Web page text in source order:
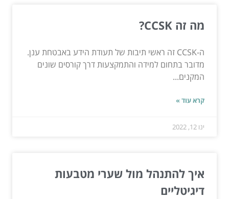
מה זה CCSK?
ה-CCSK זה ראשי תיבות של תעודת הידע באבטחת ענן.
מדובר בתחום למידה והתמקצעות דרך קורסים שונים
המקנים...
קרא עוד »
ינו 12, 2022
איך להתנהל מול שערי מטבעות
דיגיטליים